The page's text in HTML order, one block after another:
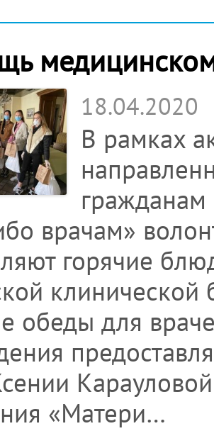
18.04.2020
В рамках
гражданам
врачам»
горячие
обеды для
«Матери…